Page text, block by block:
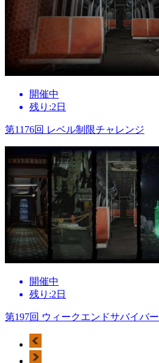
開催中
残り:2日
第1176回 レベル制限チャレンジ
開催中
残り:2日
第197回 ウィークエンドサバイバー